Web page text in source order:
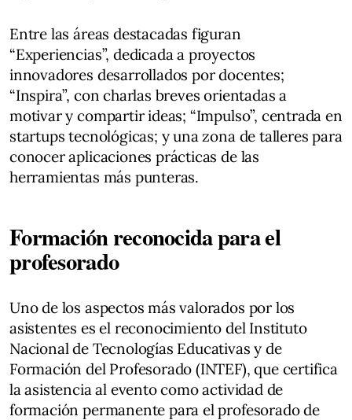
Entre las áreas destacadas figuran
“Experiencias”, dedicada a proyectos
innovadores desarrollados por docentes;
“Inspira”, con charlas breves orientadas a
motivar y compartir ideas; “Impulso”, centrada en
startups tecnológicas; y una zona de talleres para
conocer aplicaciones prácticas de las
herramientas más punteras.
Formación reconocida para el
profesorado
Uno de los aspectos más valorados por los
asistentes es el reconocimiento del Instituto
Nacional de Tecnologías Educativas y de
Formación del Profesorado (INTEF), que certifica
la asistencia al evento como actividad de
formación permanente para el profesorado de